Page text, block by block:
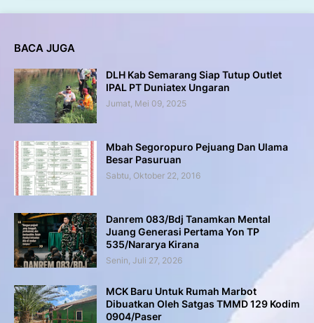
BACA JUGA
DLH Kab Semarang Siap Tutup Outlet
IPAL PT Duniatex Ungaran
Jumat, Mei 09, 2025
Mbah Segoropuro Pejuang Dan Ulama
Besar Pasuruan
Sabtu, Oktober 22, 2016
Danrem 083/Bdj Tanamkan Mental
Juang Generasi Pertama Yon TP
535/Nararya Kirana
Senin, Juli 27, 2026
MCK Baru Untuk Rumah Marbot
Dibuatkan Oleh Satgas TMMD 129 Kodim
0904/Paser